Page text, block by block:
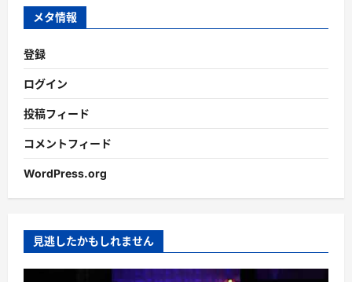
ブ
メタ情報
登録
ログイン
投稿フィード
コメントフィード
WordPress.org
見逃したかもしれません